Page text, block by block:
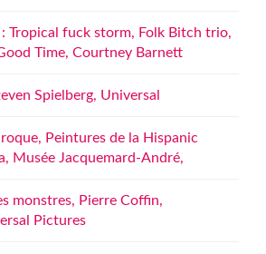
: Tropical fuck storm, Folk Bitch trio,
Time, Courtney Barnett
Spielberg, Universal
Peintures de la Hispanic
Musée Jacquemard-André,
monstres, Pierre Coffin,
Pictures